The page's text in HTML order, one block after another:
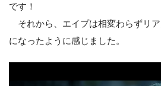
です！
それから、エイプは相変わらずリ
になったように感じました。